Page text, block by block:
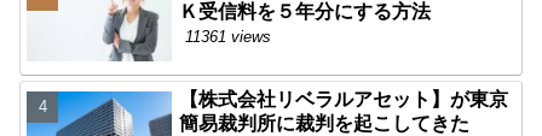
Ｋ受信料を５年分にする方法
11361 views
【株式会社リベラルアセット】が東京
簡易裁判所に裁判を起こしてきた